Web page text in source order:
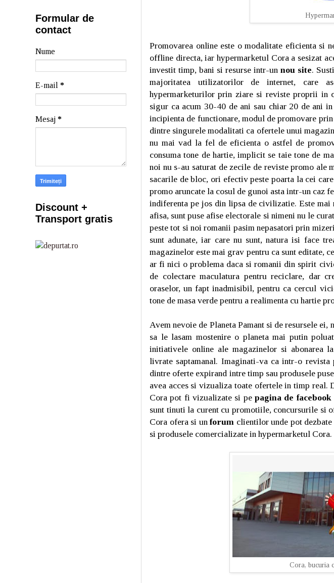
Promovarea online este o modalitate eficienta si
offline directa, iar hypermarketul Cora a sesizat
investit timp, bani si resurse intr-un nou site.
majoritatea utilizatorilor de internet, care
hypermarketurilor prin ziare si reviste proprii in
sigur ca acum 30-40 de ani sau chiar 20 de ani
incipienta de functionare, modul de promovare
dintre singurele modalitati ca ofertele unui
nu mai vad la fel de eficienta o astfel de
consuma tone de hartie, implicit se taie tone de
noi nu s-au saturat de zecile de reviste promo ale
sacarile de bloc, ori efectiv peste poarta la cei
promo aruncate la cosul de gunoi asta intr-un caz
indiferenta pe jos din lipsa de civilizatie. Este mai
afisa, sunt puse afise electorale si nimeni nu le
peste tot si noi romanii pasim nepasatori prin
sunt adunate, iar care nu sunt, natura isi face
magazinelor este mai grav pentru ca sunt editate,
ar fi nici o problema daca si romanii din spirit
de colectare maculatura pentru reciclare, dar
oraselor, un fapt inadmisibil, pentru ca cercul
tone de masa verde pentru a realimenta cu hartie
Avem nevoie de Planeta Pamant si de resursele
sa le lasam mostenire o planeta mai putin
initiativele online ale magazinelor si abonarea
livrate saptamanal. Imaginati-va ca intr-o
dintre oferte expirand intre timp sau produsele
avea acces si vizualiza toate ofertele in timp
Cora pot fi vizualizate si pe pagina de facebook
sunt tinuti la curent cu promotiile, concursurile si
Cora ofera si unforum clientilor unde pot
si produsele comercializate in hypermarketul Cora.
Cora, bucuria
Formular de
contact
Nume
E-mail *
Mesaj *
Discount +
Transport gratis